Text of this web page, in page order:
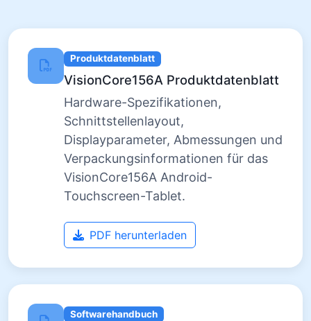
Produktdatenblatt
VisionCore156A Produktdatenblatt
Hardware-Spezifikationen,
Schnittstellenlayout,
Displayparameter, Abmessungen und
Verpackungsinformationen für das
VisionCore156A Android-
Touchscreen-Tablet.
PDF herunterladen
Softwarehandbuch